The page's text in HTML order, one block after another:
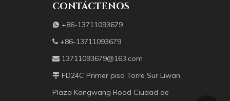
CONTÁCTENOS
 +86-13711093679
 +86-13711093679
 13711093679@163.com
 FD24C Primer piso Torre Sur Liwan
Plaza Kangwang Road Ciudad de